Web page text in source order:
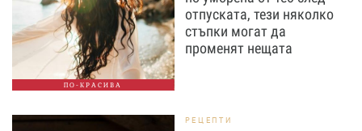
ПО-КРАСИВА
отпуската, тези няколко
стъпки могат да
променят нещата
РЕЦЕПТИ